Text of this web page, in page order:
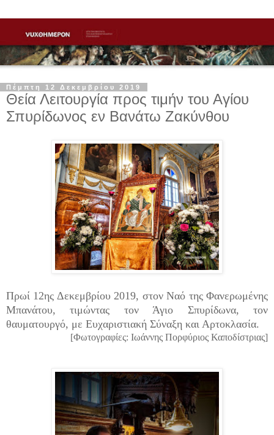
Πέμπτη 12 Δεκεμβρίου 2019
Θεία Λειτουργία προς τιμήν του Αγίου
Σπυρίδωνος εν Βανάτω Ζακύνθου
Πρωί 12ης Δεκεμβρίου 2019, στον Ναό της Φανερωμένης
Μπανάτου, τιμώντας τον Άγιο Σπυρίδωνα, τον
θαυματουργό, με Ευχαριστιακή Σύναξη και Αρτοκλασία.
[Φωτογραφίες: Ιωάννης Πορφύριος Καποδίστριας]